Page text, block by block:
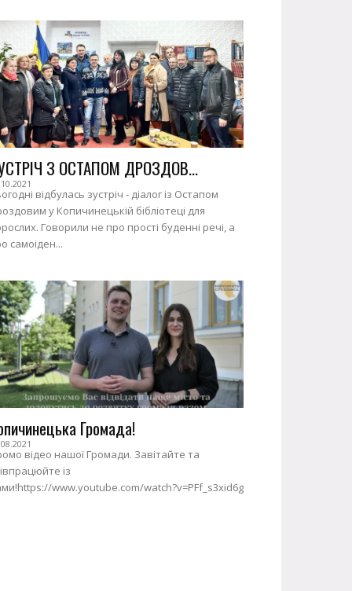
З ОСТАПОМ ДРОЗДОВ...
відбулась зустріч - діалог із Остапом
у Копичинецькій бібліотеці для
Говорили не про прості буденні речі, а
самоіден...
Громада!
відео нашої Громади. Завітайте та
із
www.youtube.com/watch?v=PFf_s3xid6g